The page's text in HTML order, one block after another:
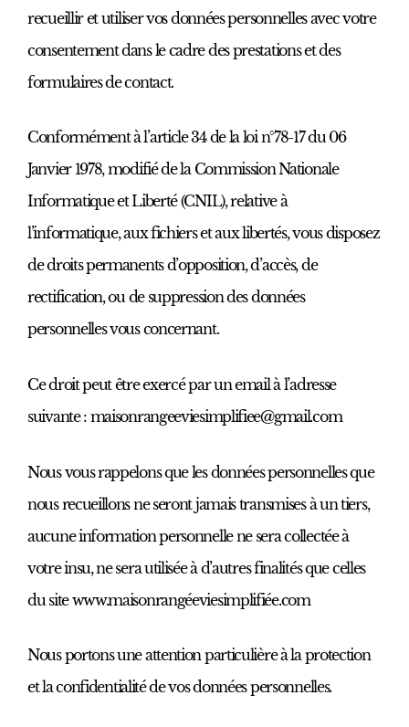
recueillir et utiliser vos données personnelles avec votre
consentement dans le cadre des prestations et des
formulaires de contact.
Conformément à l’article 34 de la loi n°78-17 du 06
Janvier 1978, modifié de la Commission Nationale
Informatique et Liberté (CNIL), relative à
l’informatique, aux fichiers et aux libertés, vous disposez
de droits permanents d’opposition, d’accès, de
rectification, ou de suppression des données
personnelles vous concernant.
Ce droit peut être exercé par un email à l’adresse
suivante : maisonrangeeviesimplifiee@gmail.com
Nous vous rappelons que les données personnelles que
nous recueillons ne seront jamais transmises à un tiers,
aucune information personnelle ne sera collectée à
votre insu, ne sera utilisée à d’autres finalités que celles
du site www.maisonrangéeviesimplifiée.com
Nous portons une attention particulière à la protection
et la confidentialité de vos données personnelles.